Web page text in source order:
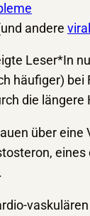
andere
Leser*In
häufiger)
die
über